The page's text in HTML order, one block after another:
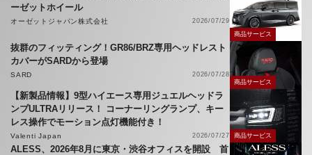
ーゼットホイール
オーゼットジャパン株式会社
2026/07/29
商品サービス
抜群のフィッティング！GR86/BRZ専用ヘッドレスト
カバーがSARDから登場
SARD
2026/07/28
商品サービス
【新製品情報】9型ハイエース専用ジュエルヘッドラ
ンプULTRAリリース！ コーナーリングランプ、キー
レス操作でモーション点灯機能付き！
Valenti Japan 2026/07/27 商品サービス
ALESS、2026年8月に東京・渋谷オフィスを開設 首